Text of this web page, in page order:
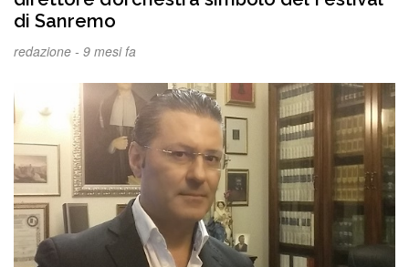
di Sanremo
redazione - 9 mesi fa